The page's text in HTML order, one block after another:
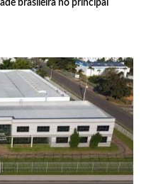
brasileira no principal